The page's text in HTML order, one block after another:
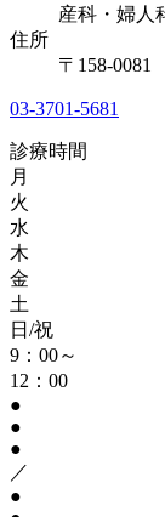
産科・婦人
住所
〒158-
03-3701-5681
診療時間
月
火
水
木
金
土
日/祝
9：00～
12：00
●
●
●
／
●